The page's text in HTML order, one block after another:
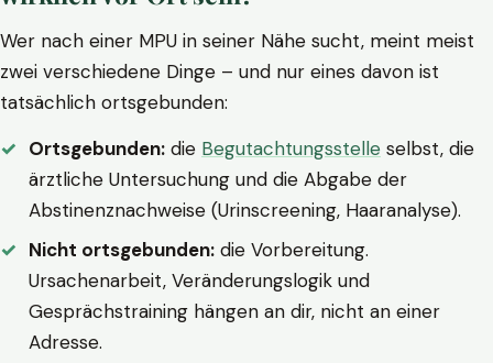
Wer nach einer MPU in seiner Nähe sucht, meint meist
zwei verschiedene Dinge – und nur eines davon ist
tatsächlich ortsgebunden:
Ortsgebunden: die Begutachtungsstelle selbst, die
ärztliche Untersuchung und die Abgabe der
Abstinenznachweise (Urinscreening, Haaranalyse).
Nicht ortsgebunden: die Vorbereitung.
Ursachenarbeit, Veränderungslogik und
Gesprächstraining hängen an dir, nicht an einer
Adresse.